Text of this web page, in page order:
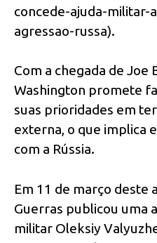
concede-ajuda-militar-
agressao-russa).
Com a chegada de Joe
Washington promete
suas prioridades em
externa, o que implica
com a Rússia.
Em 11 de março deste
Guerras publicou uma
militar Oleksiy